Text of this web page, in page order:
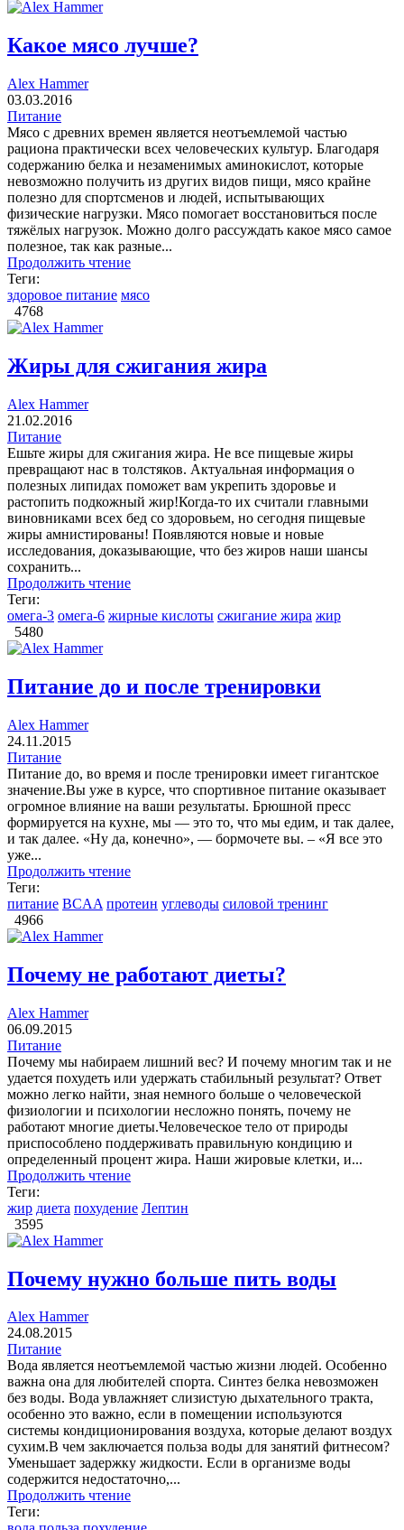
Какое мясо лучше?
Alex Hammer
03.03.2016
Питание
Мясо с древних времен является неотъемлемой частью
рациона практически всех человеческих культур. Благодаря
содержанию белка и незаменимых аминокислот, которые
невозможно получить из других видов пищи, мясо крайне
полезно для спортсменов и людей, испытывающих
физические нагрузки. Мясо помогает восстановиться после
тяжёлых нагрузок. Можно долго рассуждать какое мясо самое
полезное, так как разные...
Продолжить чтение
Теги:
здоровое питание мясо
4768
Жиры для сжигания жира
Alex Hammer
21.02.2016
Питание
Ешьте жиры для сжигания жира. Не все пищевые жиры
превращают нас в толстяков. Актуальная информация о
полезных липидах поможет вам укрепить здоровье и
растопить подкожный жир!Когда-то их считали главными
виновниками всех бед со здоровьем, но сегодня пищевые
жиры амнистированы! Появляются новые и новые
исследования, доказывающие, что без жиров наши шансы
сохранить...
Продолжить чтение
Теги:
омега-3 омега-6 жирные кислоты сжигание жира жир
5480
Питание до и после тренировки
Alex Hammer
24.11.2015
Питание
Питание до, во время и после тренировки имеет гигантское
значение.Вы уже в курсе, что спортивное питание оказывает
огромное влияние на ваши результаты. Брюшной пресс
формируется на кухне, мы — это то, что мы едим, и так далее,
и так далее. «Ну да, конечно», — бормочете вы. – «Я все это
уже...
Продолжить чтение
Теги:
питание BCAA протеин углеводы силовой тренинг
4966
Почему не работают диеты?
Alex Hammer
06.09.2015
Питание
Почему мы набираем лишний вес? И почему многим так и не
удается похудеть или удержать стабильный результат? Ответ
можно легко найти, зная немного больше о человеческой
физиологии и психологии несложно понять, почему не
работают многие диеты.Человеческое тело от природы
приспособлено поддерживать правильную кондицию и
определенный процент жира. Наши жировые клетки, и...
Продолжить чтение
Теги:
жир диета похудение Лептин
3595
Почему нужно больше пить воды
Alex Hammer
24.08.2015
Питание
Вода является неотъемлемой частью жизни людей. Особенно
важна она для любителей спорта. Синтез белка невозможен
без воды. Вода увлажняет слизистую дыхательного тракта,
особенно это важно, если в помещении используются
системы кондиционирования воздуха, которые делают воздух
сухим.В чем заключается польза воды для занятий фитнесом?
Уменьшает задержку жидкости. Если в организме воды
содержится недостаточно,...
Продолжить чтение
Теги: